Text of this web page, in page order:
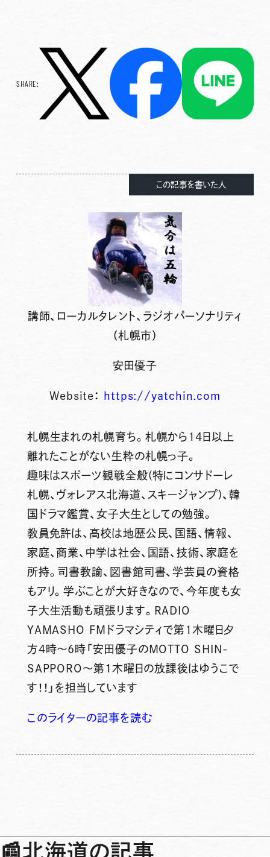
SHARE:
この記事を書いた人
講師、ローカルタレント、ラジオパーソナリティ
（札幌市）
安田優子
Website： https://yatchin.com
札幌生まれの札幌育ち。札幌から14日以上
離れたことがない生粋の札幌っ子。
趣味はスポーツ観戦全般(特にコンサドーレ
札幌、ヴォレアス北海道、スキージャンプ)、韓
国ドラマ鑑賞、女子大生としての勉強。
教員免許は、高校は地歴公民、国語、情報、
家庭、商業、中学は社会、国語、技術、家庭を
所持。司書教諭、図書館司書、学芸員の資格
もアリ。学ぶことが大好きなので、今年度も女
子大生活動も頑張ります。RADIO
YAMASHO FMドラマシティで第1木曜日夕
方4時～6時「安田優子のMOTTO SHIN-
SAPPORO～第1木曜日の放課後はゆうこで
す！！」を担当しています
このライターの記事を読む
📰北海道の記事